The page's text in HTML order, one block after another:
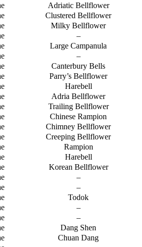
Adriatic Bellflower
Clustered Bellflower
Milky Bellflower
–
Large Campanula
–
Canterbury Bells
Parry’s Bellflower
Harebell
Adria Bellflower
Trailing Bellflower
Chinese Rampion
Chimney Bellflower
Creeping Bellflower
Rampion
Harebell
Korean Bellflower
–
–
Todok
–
–
Dang Shen
Chuan Dang